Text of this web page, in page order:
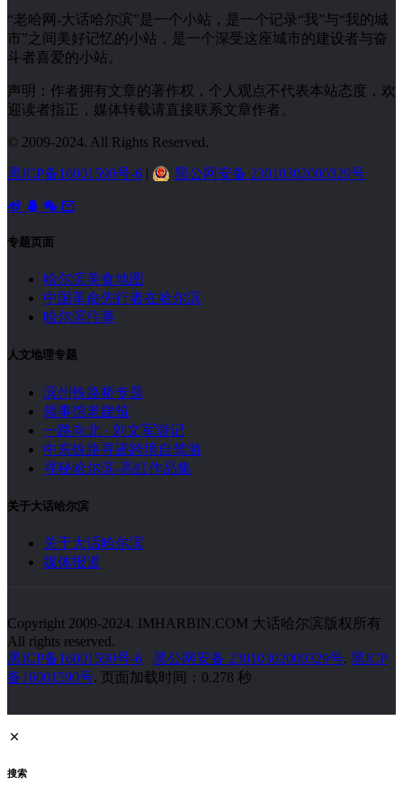
“老哈网-大话哈尔滨”是一个小站，是一个记录“我”与“我的城
市”之间美好记忆的小站，是一个深受这座城市的建设者与奋
斗者喜爱的小站。
声明：作者拥有文章的著作权，个人观点不代表本站态度，欢
迎读者指正，媒体转载请直接联系文章作者。
© 2009-2024. All Rights Reserved.
黑ICP备16001590号-6 | 黑公网安备 23010302000329号
专题页面
哈尔滨美食地图
中国革命先行者在哈尔滨
哈尔滨往事
人文地理专题
滨州铁路桥专题
领事馆老建筑
一路向北 · 刘文军游记
中东铁路寻迹跨境自驾游
寻秘哈尔滨-高虹作品集
关于大话哈尔滨
关于大话哈尔滨
媒体报道
Copyright 2009-2024. IMHARBIN.COM 大话哈尔滨版权所有
All rights reserved.
黑ICP备16001590号-6
黑公网安备 23010302000329号. 黑ICP
备16001590号. 页面加载时间：0.278 秒
搜索